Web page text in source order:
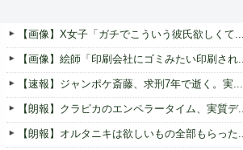
【画像】X女子「ガチでこういう彼氏欲しくて...
【画像】絵師「印刷会社にゴミみたい印刷され...
【速報】ジャンポケ斎藤、求刑7年で逝く。実...
【朗報】クラピカのエンペラータイム、実質デ...
【朗報】オルタニキは欲しいもの全部もらった...